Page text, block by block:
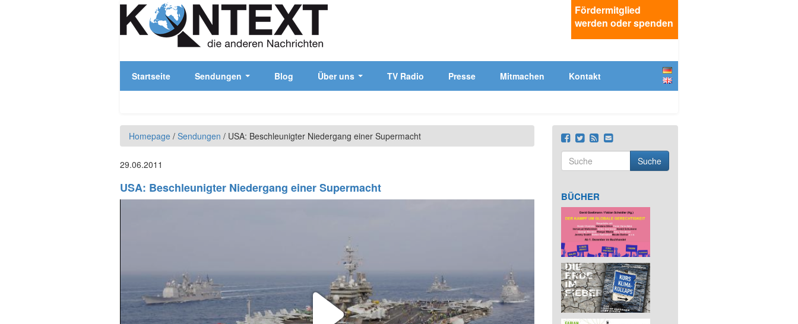
Fördermitglied
werden oder spenden
Startseite Sendungen Blog Über uns TV Radio Presse Mitmachen Kontakt
Homepage / Sendungen / USA: Beschleunigter Niedergang einer Supermacht
29.06.2011
USA: Beschleunigter Niedergang einer Supermacht
Suchformular
Suche
BÜCHER